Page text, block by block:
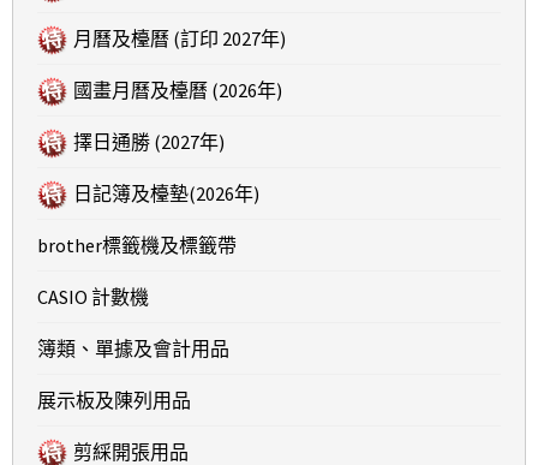
月曆及檯曆 (訂印 2027年)
國畫月曆及檯曆 (2026年)
擇日通勝 (2027年)
日記簿及檯墊(2026年)
brother標籤機及標籤帶
CASIO 計數機
簿類、單據及會計用品
展示板及陳列用品
剪綵開張用品